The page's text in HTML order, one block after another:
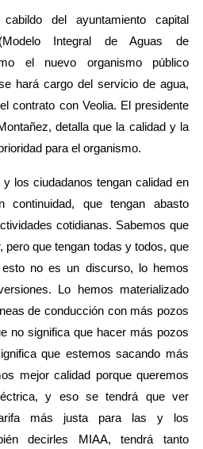
del ayuntamiento capital
Integral de Aguas de
el nuevo organismo público
hará cargo del servicio de agua,
contrato con Veolia. El presidente
detalla que la calidad y la
para el organismo.
y los ciudadanos tengan calidad en
continuidad, que tengan abasto
cotidianas. Sabemos que
pero que tengan todas y todos, que
no es un discurso, lo hemos
Lo hemos materializado
de conducción con más pozos
no significa que hacer más pozos
que estemos sacando más
mejor calidad porque queremos
y eso se tendrá que ver
más justa para las y los
decirles MIAA, tendrá tanto